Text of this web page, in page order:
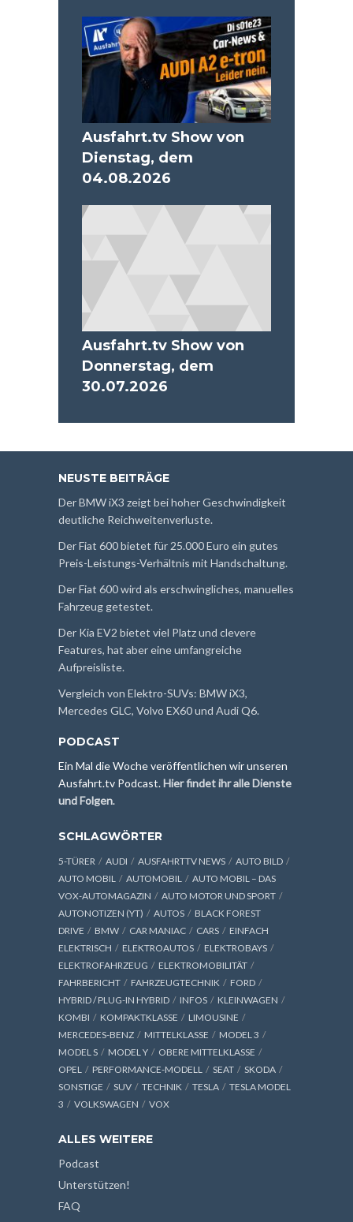
Ausfahrt.tv Show von
Dienstag, dem
04.08.2026
Ausfahrt.tv Show von
Donnerstag, dem
30.07.2026
NEUSTE BEITRÄGE
Der BMW iX3 zeigt bei hoher Geschwindigkeit
deutliche Reichweitenverluste.
Der Fiat 600 bietet für 25.000 Euro ein gutes
Preis-Leistungs-Verhältnis mit Handschaltung.
Der Fiat 600 wird als erschwingliches, manuelles
Fahrzeug getestet.
Der Kia EV2 bietet viel Platz und clevere
Features, hat aber eine umfangreiche
Aufpreisliste.
Vergleich von Elektro-SUVs: BMW iX3,
Mercedes GLC, Volvo EX60 und Audi Q6.
PODCAST
Ein Mal die Woche veröffentlichen wir unseren
Ausfahrt.tv Podcast.Hier findet ihr alle Dienste
und Folgen.
SCHLAGWÖRTER
5-TÜRER AUDI AUSFAHRTTV NEWS
AUTO BILD
AUTO MOBIL
AUTOMOBIL
AUTO MOBIL – DAS
VOX-AUTOMAGAZIN
AUTO MOTOR UND SPORT
AUTONOTIZEN (YT)
AUTOS
BLACK FOREST
DRIVE
BMW CAR MANIAC CARS
EINFACH
ELEKTRISCH
ELEKTROAUTOS
ELEKTROBAYS
ELEKTROFAHRZEUG
ELEKTROMOBILITÄT
FAHRBERICHT
FAHRZEUGTECHNIK
FORD
HYBRID / PLUG-IN HYBRID
INFOS
KLEINWAGEN
KOMBI
KOMPAKTKLASSE
LIMOUSINE
MERCEDES-BENZ
MITTELKLASSE
MODEL 3
MODEL S
MODEL Y
OBERE MITTELKLASSE
OPEL
PERFORMANCE-MODELL SEAT
SKODA
SONSTIGE
SUV TECHNIK TESLA
TESLA MODEL
3
VOLKSWAGEN VOX
ALLES WEITERE
Podcast
Unterstützen!
FAQ